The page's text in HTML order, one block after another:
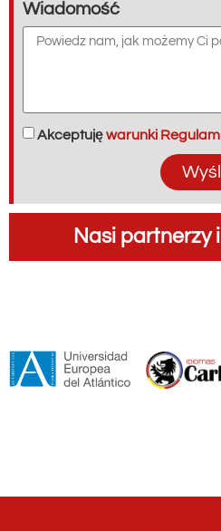
Wiadomość
Akceptujęwarunki
Nasi partnerzy